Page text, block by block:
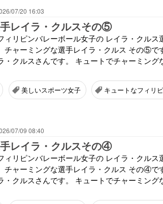
07/20 16:03
レイラ・クルスその⑤
ィリピンバレーボール女子の レイラ・クルス
チャーミングな選手レイラ・クルス その⑤で
・クルスさんです。 キュートでチャーミング
美しいスポーツ女子 キュートなフィリ
07/09 08:40
レイラ・クルスその④
ィリピンバレーボール女子の レイラ・クルス
チャーミングな選手レイラ・クルス その④で
・クルスさんです。 キュートでチャーミング